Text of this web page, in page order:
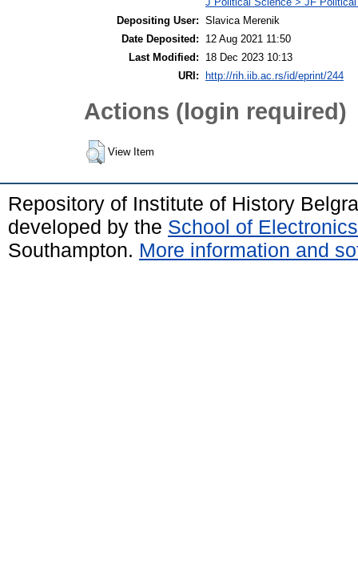
Depositing User: Slavica Merenik
Date Deposited:
12 Aug 2021 11:50
Last Modified:
18 Dec 2023 10:13
URI:
http://rih.iib.ac.rs/id/eprint/244
Actions (login required)
View Item
Repository of Institute of History
developed by the School of
Southampton. More information and